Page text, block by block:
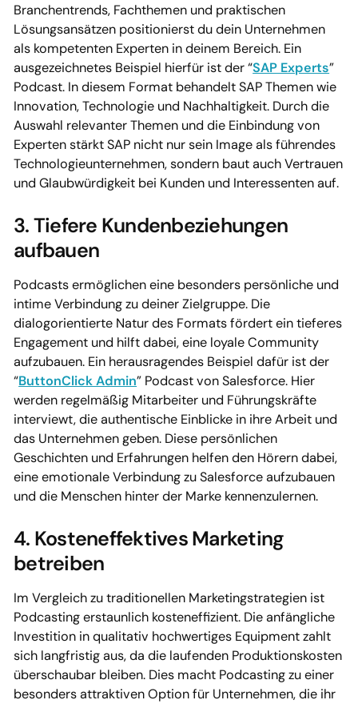
Branchentrends, Fachthemen und praktischen
Lösungsansätzen positionierst du dein Unternehmen
als kompetenten Experten in deinem Bereich. Ein
ausgezeichnetes Beispiel hierfür ist der “SAP Experts”
Podcast. In diesem Format behandelt SAP Themen wie
Innovation, Technologie und Nachhaltigkeit. Durch die
Auswahl relevanter Themen und die Einbindung von
Experten stärkt SAP nicht nur sein Image als führendes
Technologieunternehmen, sondern baut auch Vertrauen
und Glaubwürdigkeit bei Kunden und Interessenten auf.
3. Tiefere Kundenbeziehungen
aufbauen
Podcasts ermöglichen eine besonders persönliche und
intime Verbindung zu deiner Zielgruppe. Die
dialogorientierte Natur des Formats fördert ein tieferes
Engagement und hilft dabei, eine loyale Community
aufzubauen. Ein herausragendes Beispiel dafür ist der
“ButtonClick Admin” Podcast von Salesforce. Hier
werden regelmäßig Mitarbeiter und Führungskräfte
interviewt, die authentische Einblicke in ihre Arbeit und
das Unternehmen geben. Diese persönlichen
Geschichten und Erfahrungen helfen den Hörern dabei,
eine emotionale Verbindung zu Salesforce aufzubauen
und die Menschen hinter der Marke kennenzulernen.
4. Kosteneffektives Marketing
betreiben
Im Vergleich zu traditionellen Marketingstrategien ist
Podcasting erstaunlich kosteneffizient. Die anfängliche
Investition in qualitativ hochwertiges Equipment zahlt
sich langfristig aus, da die laufenden Produktionskosten
überschaubar bleiben. Dies macht Podcasting zu einer
besonders attraktiven Option für Unternehmen, die ihr